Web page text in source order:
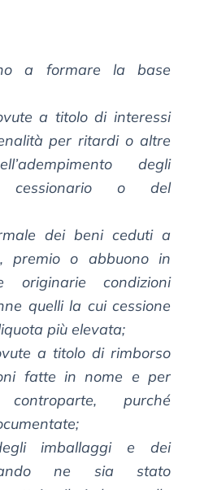
a formare la base
a titolo di interessi
per ritardi o altre
degli
cessionario o del
dei beni ceduti a
premio o abbuono in
originarie condizioni
quelli la cui cessione
più elevata;
a titolo di rimborso
fatte in nome e per
purché
imballaggi e dei
ne sia stato